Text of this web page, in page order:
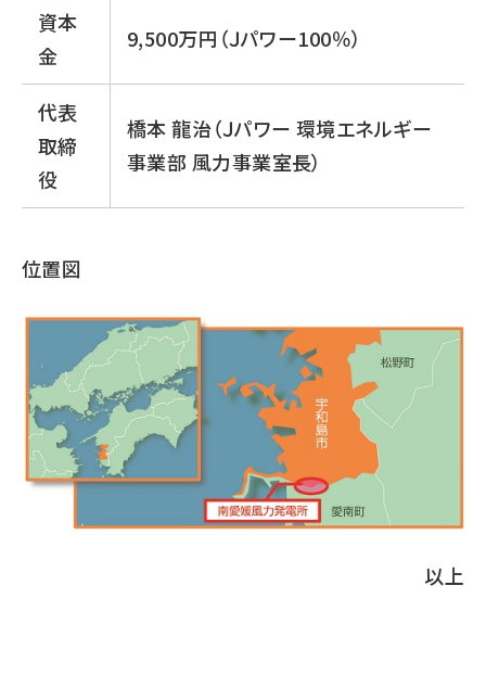
資本
金
9,500万円（Ｊパワー100％）
代表
取締
役
橋本 龍治（Ｊパワー 環境エネルギー
事業部 風力事業室長）
位置図
以上